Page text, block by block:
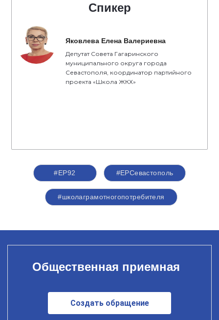
Спикер
Яковлева Елена Валериевна
Депутат Совета Гагаринского
муниципального округа города
Севастополя, координатор партийного
проекта «Школа ЖКХ»
#ЕР92 #ЕРСевастополь
#школаграмотногопотребителя
Общественная приемная
Создать обращение